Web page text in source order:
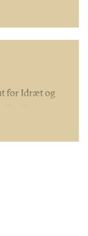
for Idræt og